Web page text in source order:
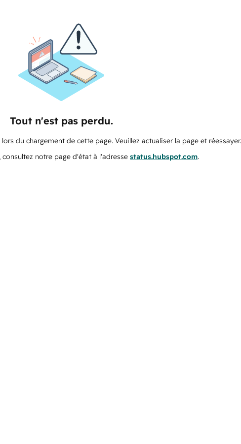
Tout n'est pas perdu.
du chargement de cette page. Veuillez actualiser la page et réessayer.
notre page d'état à l'adresse status.hubspot.com.